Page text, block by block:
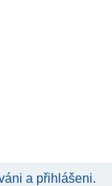
a přihlášeni.